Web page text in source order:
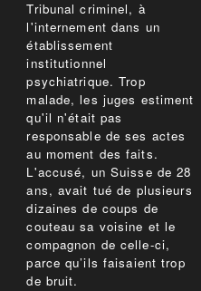
Tribunal criminel, à
l'internement dans un
établissement
institutionnel
psychiatrique. Trop
malade, les juges estiment
qu'il n'était pas
responsable de ses actes
au moment des faits.
L'accusé, un Suisse de 28
ans, avait tué de plusieurs
dizaines de coups de
couteau sa voisine et le
compagnon de celle-ci,
parce qu’ils faisaient trop
de bruit.